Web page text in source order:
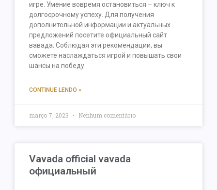
игре. Умение вовремя остановиться – ключ к
долгосрочному успеху. Для получения
дополнительной информации и актуальных
предложений посетите официальный сайт
вавада. Соблюдая эти рекомендации, вы
сможете наслаждаться игрой и повышать свои
шансы на победу.
CONTINUE LENDO »
março 7, 2023 Nenhum comentário
Vavada official vavada
официальный